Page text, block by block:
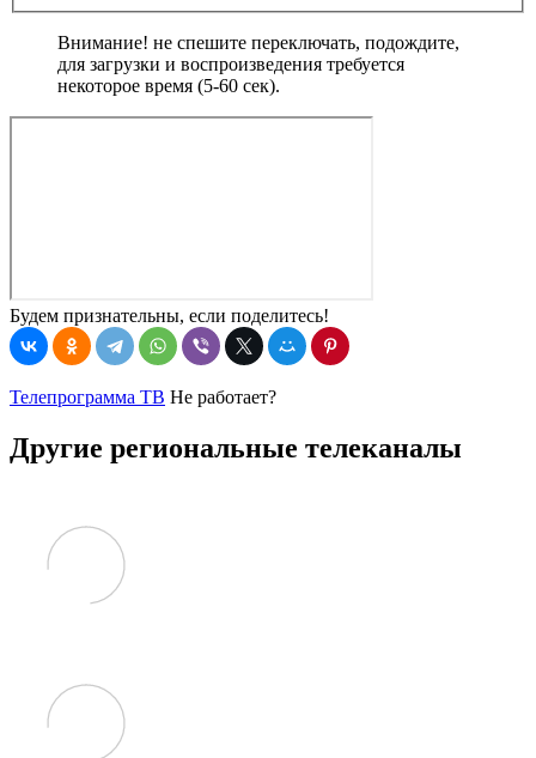
Внимание! не спешите переключать, подождите,
для загрузки и воспроизведения требуется
некоторое время (5-60 сек).
Будем признательны, если поделитесь!
Телепрограмма ТВ Не работает?
Другие региональные телеканалы